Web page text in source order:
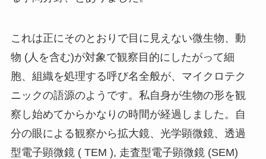
これは正にそのとおりで目に見えない微生物、動
物 (人を含む)が対象で観察目的にしたがって細
胞、組織を処理する呼び名全般が、マイクロテク
ニックの語源のようです。私自身が生物の形を観
察し始めてからかなりの時間が経過しました。自
分の眼による観察から拡大鏡、光学顕微鏡、透過
型電子顕微鏡 ( TEM ), 走査型電子顕微鏡 (SEM)